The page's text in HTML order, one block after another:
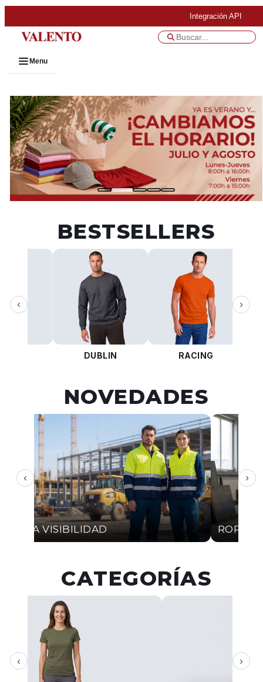
Integración API
Menu
BESTSELLERS
‹
DUBLIN RACING
›
NOVEDADES
‹
ALTA VISIBILIDAD ROPA
›
CATEGORÍAS
‹ ›